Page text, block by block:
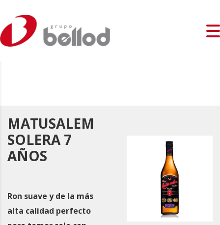
MATUSALEM
SOLERA 7
AÑOS
Ron suave y de la más
alta calidad perfecto